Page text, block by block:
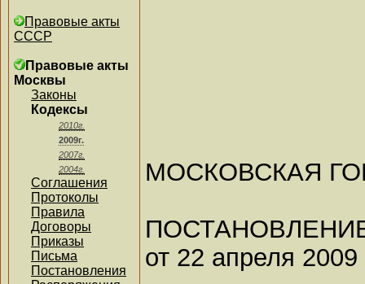
Правовые акты
СССР
Правовые акты
Москвы
Законы
Кодексы
2010г.
2009г.
2007г.
2004г.
Соглашения
Протоколы
Правила
Договоры
Приказы
Письма
Постановления
МОСКОВСКАЯ
от 22 апреля 2009